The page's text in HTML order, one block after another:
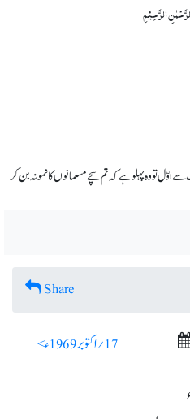
الرَّحِیۡمِ
اوّل تو وہ پہلو ہے کہ تم سچے مسلمانوں کا نمونہ بن کر
Share
17؍ اکتوبر 1969ء >